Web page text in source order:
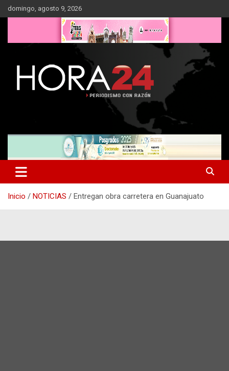
Saltar
al
domingo, agosto 9, 2026
Inicio NOTICIAS Entregan obra carretera en Guanajuato